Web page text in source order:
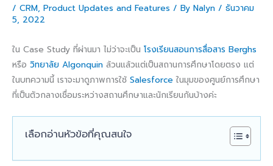
/ CRM, Product Updates and Features / By Nalyn / ธันวาคม
5, 2022
ใน Case Study ที่ผ่านมา ไม่ว่าจะเป็น โรงเรียนสอนการสื่อสาร Berghs
หรือ วิทยาลัย Algonquin ล้วนแล้วแต่เป็นสถานการศึกษาโดยตรง แต่
ในบทความนี้ เราจะมาดูภาพการใช้ Salesforce ในมุมของศูนย์การศึกษา
ที่เป็นตัวกลางเชื่อมระหว่างสถานศึกษาและนักเรียนกันบ้างค่ะ
เลือกอ่านหัวข้อที่คุณสนใจ